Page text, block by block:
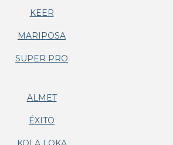
KEER
MARIPOSA
SUPER PRO
ALMET
ÉXITO